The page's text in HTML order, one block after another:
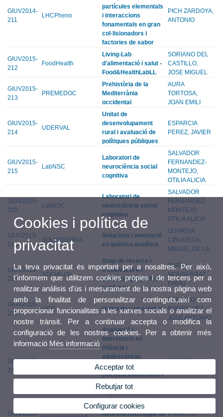
GIUV2014-
211
LHCPheno
partícules elementals
i interaccions
fonamentals en gran
col·lisionadors i
factories de sabor
PICH ZARDOYA,
ANTONIO
GIUV2015-
212
FoodHealth
Living-Lab
d'alimentació i salut -
Food&HealthLabLL
SORIANO DEL
CASTILLO,
JOSE MIGUEL
GIUV2015-
213
PREMEDOC
Prehistòria de la
Mediterrània
occidental
AURA
TORTOSA,
JOAN EMILI
GIUV2015-
214
UDERVAL
Unitat de
desenvolupament
rural i avaluació de
polítiques públiques
ESPARCIA
PEREZ, JAVIER
GIUV2015-
215
LabNSC
Laboratori de
neurociència social
cognitiva
SALVADOR
FERNANDEZ-
MONTEJO,
OTILIA ALICIA
GIUV2015-
215
LabNSC
Laboratori de
neurociència social
cognitiva
SALVADOR
FERNANDEZ-
MONTEJO,
OTILIA ALICIA
GIUV2015-
216
SOLINQUIANA
Solucions i innovació
en química analítica
GUARDIA
CIRUGEDA,
MIGUEL DE LA
GIUV2015-
217
SOCIAL(S)
Grup de recerca i
d'innovació en
educació geogràfica i
històrica
PARRA
MONSERRAT,
DAVID
GIUV2015-
235
UCG Unitat de canvi global
SOBRINO
RODRIGUEZ,
JOSE ANTONIO
GIUV2015-
236
Avaluació i
intervenció en
infància i
adolescència:
Variables
psicosocioeducatives
i emocionals
implicades en la
SAMPER
GIUV2015- Neurofarmacologia de POLACHE
Cookies i política de
privacitat
La teva privacitat és important per a nosaltres. Per això,
t'informem que utilitzem cookies pròpies i de tercers per a
realitzar anàlisis d'ús i mesurament de la nostra pàgina web
amb la finalitat de personalitzar continguts,així com
proporcionar funcionalitats a les xarxes socials o analitzar el
nostre trànsit. Per a continuar accepta o modifica la
configuració de les nostres cookies. Per a obtenir més
informació Més informació
Acceptar tot
Rebutjar tot
Configurar cookies